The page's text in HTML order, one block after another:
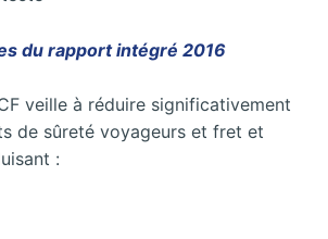
du rapport intégré 2016
veille à réduire significativement
de sûreté voyageurs et fret et
: